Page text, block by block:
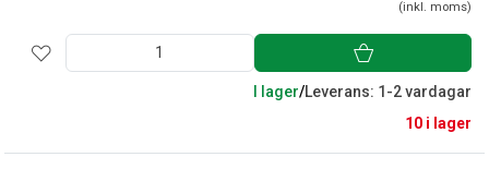
(inkl. moms)
I lager/Leverans: 1-2 vardagar
10 i lager